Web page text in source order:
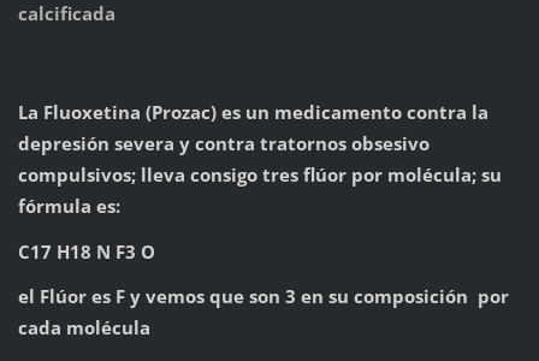
calcificada
La Fluoxetina (Prozac) es un medicamento contra la
depresión severa y contra tratornos obsesivo
compulsivos; lleva consigo tres flúor por molécula; su
fórmula es:
C17 H18 N F3 O
el Flúor es F y vemos que son 3 en su composición por
cada molécula